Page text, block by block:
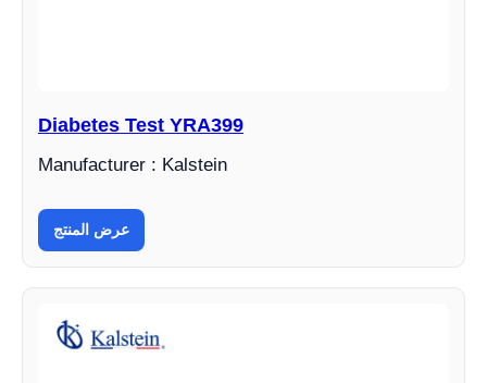
Diabetes Test YRA399
Manufacturer : Kalstein
عرض المنتج